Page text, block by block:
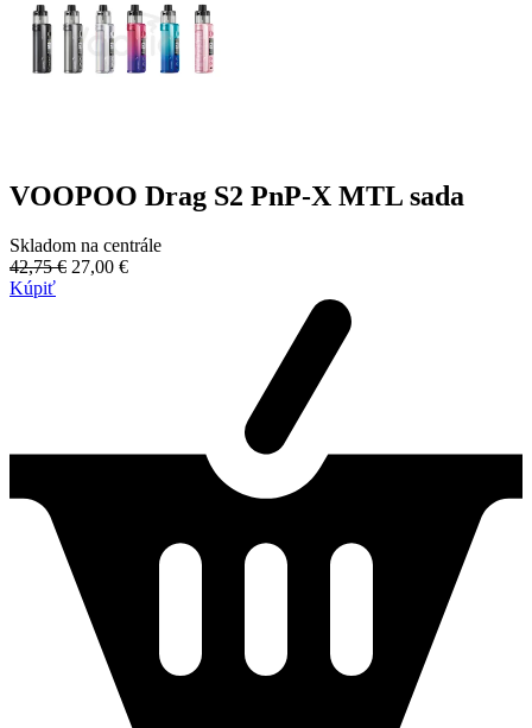
VOOPOO Drag S2 PnP-X MTL sada
Skladom na centrále
42,75 € 27,00 €
Kúpiť